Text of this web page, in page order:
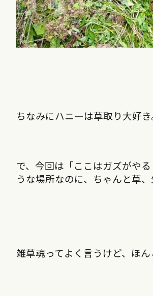
ちなみにハニーは草取り大好
で、今回は「ここはガズがや
うな場所なのに、ちゃんと草
雑草魂ってよく言うけど、ほん